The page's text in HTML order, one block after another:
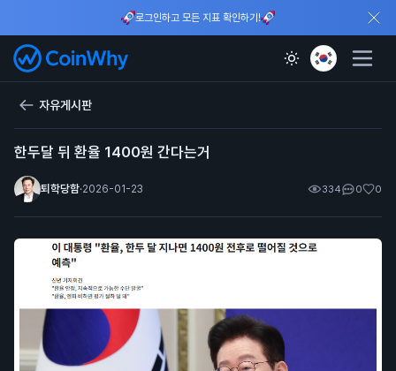
로그인하고 모든 지표 확인하기!
자유게시판
한두달 뒤 환율 1400원 간다는거
퇴학당함·2026-01-23 334 0 0